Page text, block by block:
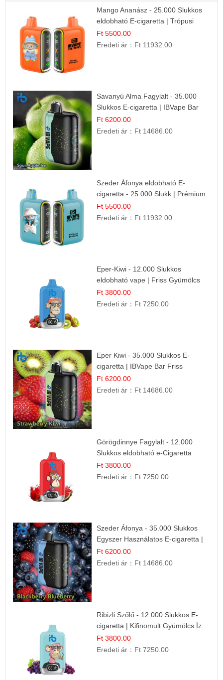
Mango Ananász - 25.000 Slukkos
eldobható E-cigaretta | Trópusi
Ízélmény
Ft 5500.00
Eredeti ár： Ft 11932.00
Savanyú Alma Fagylalt - 35.000
Slukkos E-cigaretta | IBVape Bar
Ft 6200.00
Eredeti ár： Ft 14686.00
Szeder Áfonya eldobható E-
cigaretta - 25.000 Slukk | Prémium
Gyümölcs Íz
Ft 5500.00
Eredeti ár： Ft 11932.00
Eper-Kiwi - 12.000 Slukkos
eldobható vape | Friss Gyümölcs
Kombináció
Ft 3800.00
Eredeti ár： Ft 7250.00
Eper Kiwi - 35.000 Slukkos E-
cigaretta | IBVape Bar Friss
Gyümölcs Ízek
Ft 6200.00
Eredeti ár： Ft 14686.00
Görögdinnye Fagylalt - 12.000
Slukkos eldobható e-Cigaretta
Ft 3800.00
Eredeti ár： Ft 7250.00
Szeder Áfonya - 35.000 Slukkos
Egyszer Használatos E-cigaretta |
Prémium Ízélmény
Ft 6200.00
Eredeti ár： Ft 14686.00
Ribizli Szőlő - 12.000 Slukkos E-
cigaretta | Kifinomult Gyümölcs Íz
Ft 3800.00
Eredeti ár： Ft 7250.00